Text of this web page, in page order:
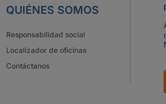
QUIÉNES SOMOS
Responsabilidad social
Localizador de oficinas
Contáctanos